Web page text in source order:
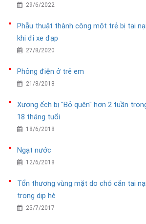
29/6/2022
Phẫu thuật thành công một trẻ bị tai
khi đi xe đạp
27/8/2020
Phỏng điện ở trẻ em
21/8/2018
Xương ếch bị "Bỏ quên" hơn 2 tuần
18 tháng tuổi
18/6/2018
Ngạt nước
12/6/2018
Tổn thương vùng mặt do chó cắn tai
trong dịp hè
25/7/2017